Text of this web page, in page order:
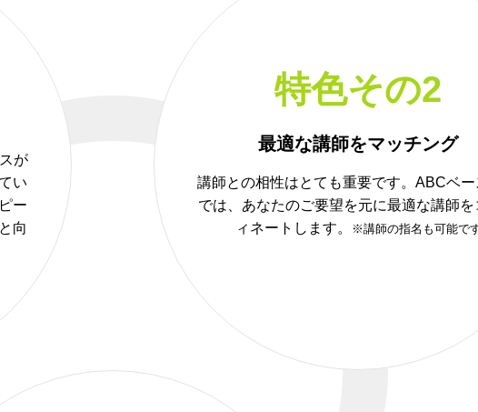
が
い
ー
向
特色その2
最適な講師をマッチング
講師との相性はとても重要です。ABCベー
では、あなたのご要望を元に最適な講師を
ィネートします。
※講師の指名も可能で